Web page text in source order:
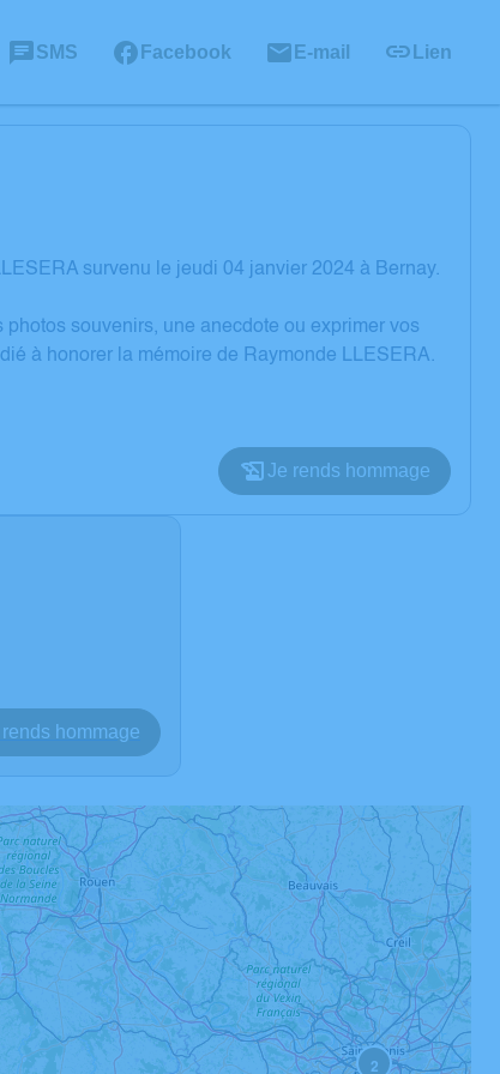
SMS Facebook E-mail Lien
survenu le jeudi 04 janvier 2024 à Bernay.
souvenirs, une anecdote ou exprimer vos
à honorer la mémoire de Raymonde LLESERA.
Je rends hommage
hommage
2